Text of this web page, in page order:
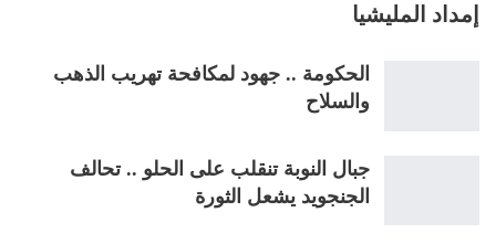
إمداد المليشيا
الحكومة .. جهود لمكافحة تهريب الذهب
والسلاح
جبال النوبة تنقلب على الحلو .. تحالف
الجنجويد يشعل الثورة